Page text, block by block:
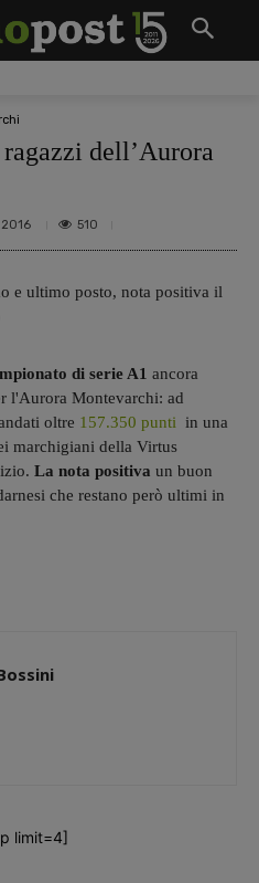
dell’Aurora
510
e ultimo posto, nota positiva il
di serie A1 ancora
l'Aurora Montevarchi: ad
oltre 157.350 punti
in una
marchigiani della Virtus
La nota positiva un buon
che restano però ultimi in
limit=4]